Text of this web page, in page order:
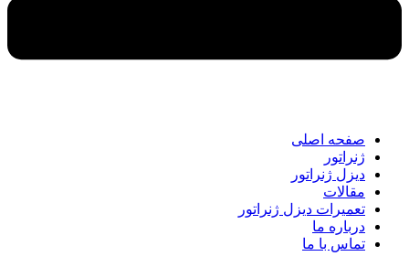
صفحه اصلی
ژنراتور
دیزل ژنراتور
مقالات
تعمیرات دیزل ژنراتور
درباره ما
تماس با ما